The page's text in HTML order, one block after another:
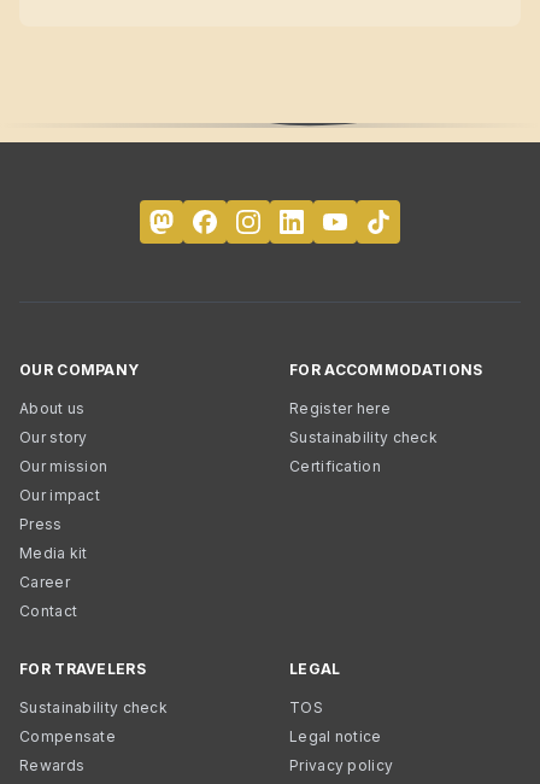
OUR COMPANY
About us
Our story
Our mission
Our impact
Press
Media kit
Career
Contact
FOR ACCOMMODATIONS
Register here
Sustainability check
Certification
FOR TRAVELERS
Sustainability check
Compensate
Rewards
LEGAL
TOS
Legal notice
Privacy policy